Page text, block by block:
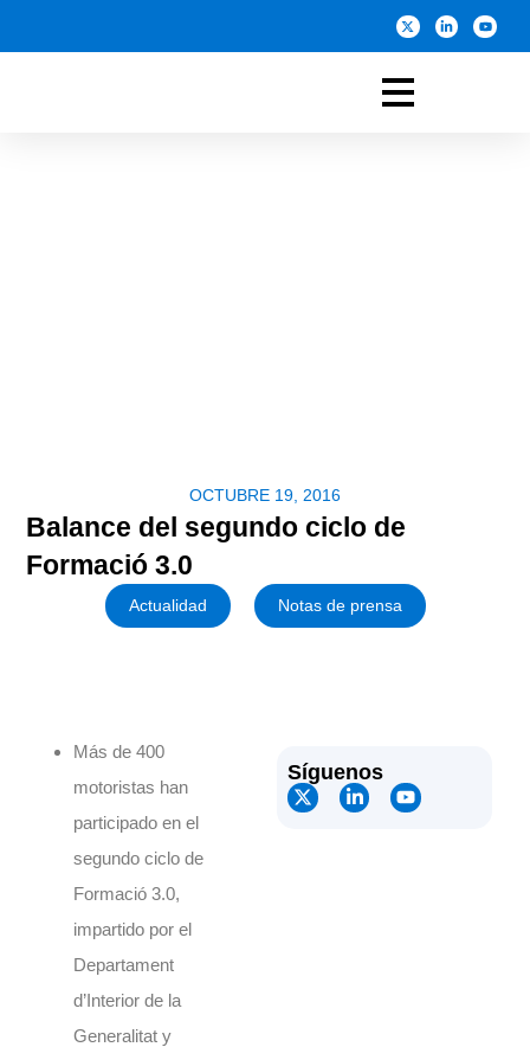
OCTUBRE 19, 2016
Balance del segundo ciclo de
Formació 3.0
Actualidad Notas de prensa
Más de 400
motoristas han
participado en el
segundo ciclo de
Formació 3.0,
impartido por el
Departament
d’Interior de la
Generalitat y
Síguenos